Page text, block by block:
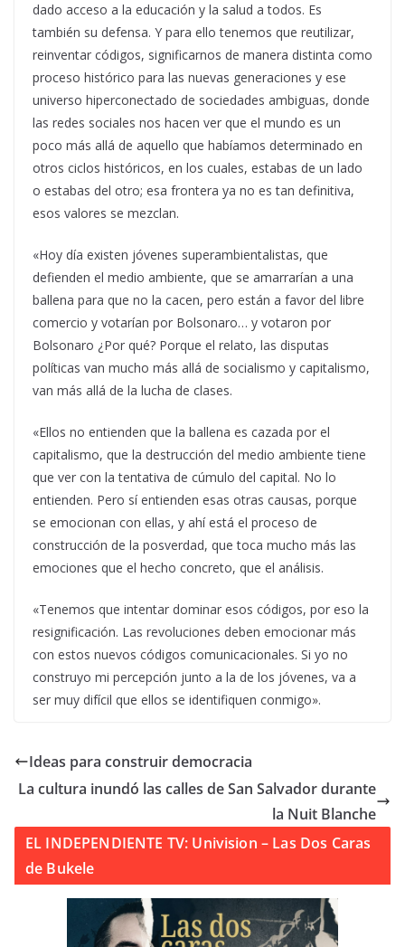
dado acceso a la educación y la salud a todos. Es
también su defensa. Y para ello tenemos que reutilizar,
reinventar códigos, significarnos de manera distinta como
proceso histórico para las nuevas generaciones y ese
universo hiperconectado de sociedades ambiguas, donde
las redes sociales nos hacen ver que el mundo es un
poco más allá de aquello que habíamos determinado en
otros ciclos históricos, en los cuales, estabas de un lado
o estabas del otro; esa frontera ya no es tan definitiva,
esos valores se mezclan.
«Hoy día existen jóvenes superambientalistas, que
defienden el medio ambiente, que se amarrarían a una
ballena para que no la cacen, pero están a favor del libre
comercio y votarían por Bolsonaro… y votaron por
Bolsonaro ¿Por qué? Porque el relato, las disputas
políticas van mucho más allá de socialismo y capitalismo,
van más allá de la lucha de clases.
«Ellos no entienden que la ballena es cazada por el
capitalismo, que la destrucción del medio ambiente tiene
que ver con la tentativa de cúmulo del capital. No lo
entienden. Pero sí entienden esas otras causas, porque
se emocionan con ellas, y ahí está el proceso de
construcción de la posverdad, que toca mucho más las
emociones que el hecho concreto, que el análisis.
«Tenemos que intentar dominar esos códigos, por eso la
resignificación. Las revoluciones deben emocionar más
con estos nuevos códigos comunicacionales. Si yo no
construyo mi percepción junto a la de los jóvenes, va a
ser muy difícil que ellos se identifiquen conmigo».
Ideas para construir democracia
La cultura inundó las calles de San Salvador durante
la Nuit Blanche
EL INDEPENDIENTE TV: Univision – Las Dos Caras
de Bukele